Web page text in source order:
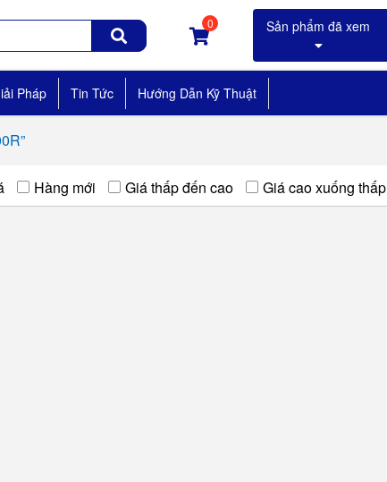
0
Pháp Tin Tức Hướng Dẫn Kỹ Thuật
Hàng mới Giá thấp đến cao Giá cao xuống thấp